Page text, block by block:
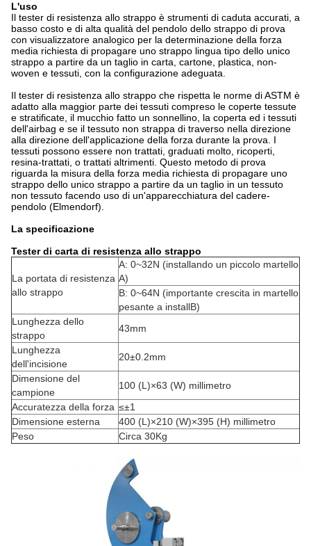
L'uso
Il tester di resistenza allo strappo è strumenti di caduta accurati, a
basso costo e di alta qualità del pendolo dello strappo di prova
con visualizzatore analogico per la determinazione della forza
media richiesta di propagare uno strappo lingua tipo dello unico
strappo a partire da un taglio in carta, cartone, plastica, non-
woven e tessuti, con la configurazione adeguata.
Il tester di resistenza allo strappo che rispetta le norme di ASTM è
adatto alla maggior parte dei tessuti compreso le coperte tessute
e stratificate, il mucchio fatto un sonnellino, la coperta ed i tessuti
dell'airbag e se il tessuto non strappa di traverso nella direzione
alla direzione dell'applicazione della forza durante la prova. I
tessuti possono essere non trattati, graduati molto, ricoperti,
resina-trattati, o trattati altrimenti. Questo metodo di prova
riguarda la misura della forza media richiesta di propagare uno
strappo dello unico strappo a partire da un taglio in un tessuto
non tessuto facendo uso di un'apparecchiatura del cadere-
pendolo (Elmendorf).
La specificazione
Tester di carta di resistenza allo strappo
La portata di resistenza
allo strappo
A: 0~32N (installando un piccolo martello
A)
B: 0~64N (importante crescita in martello
pesante a installB)
Lunghezza dello
strappo
43mm
Lunghezza
dell'incisione
20±0.2mm
Dimensione del
campione
100 (L)×63 (W) millimetro
Accuratezza della forza ≤±1
Dimensione esterna
400 (L)×210 (W)×395 (H) millimetro
Peso
Circa 30Kg